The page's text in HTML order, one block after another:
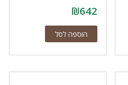
₪642
הוספה לסל